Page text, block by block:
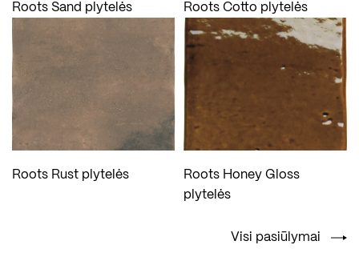
Roots Sand plytelės Roots Cotto plytelės
Roots Rust plytelės
Roots Honey Gloss
plytelės
Visi pasiūlymai